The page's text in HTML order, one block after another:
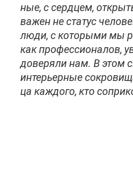
ные, с серд­цем,
ва­жен не ста­тус
лю­ди, с ко­то­ры­ми мы
как про­фес­си­о­на­лов,
до­ве­ря­ли нам. В этом
ин­те­рьер­ные
ца каж­до­го, кто